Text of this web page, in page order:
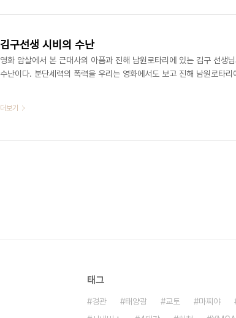
김구선생 시비의 수난
영화 암살에서 본 근대사의 아픔과 진해 남원로타리에 있는 김구 선생
수난이다. 분단세력의 폭력을 우리는 영화에서도 보고 진해 남원로타리
더보기
태그
경관 태양광 교토 마찌야